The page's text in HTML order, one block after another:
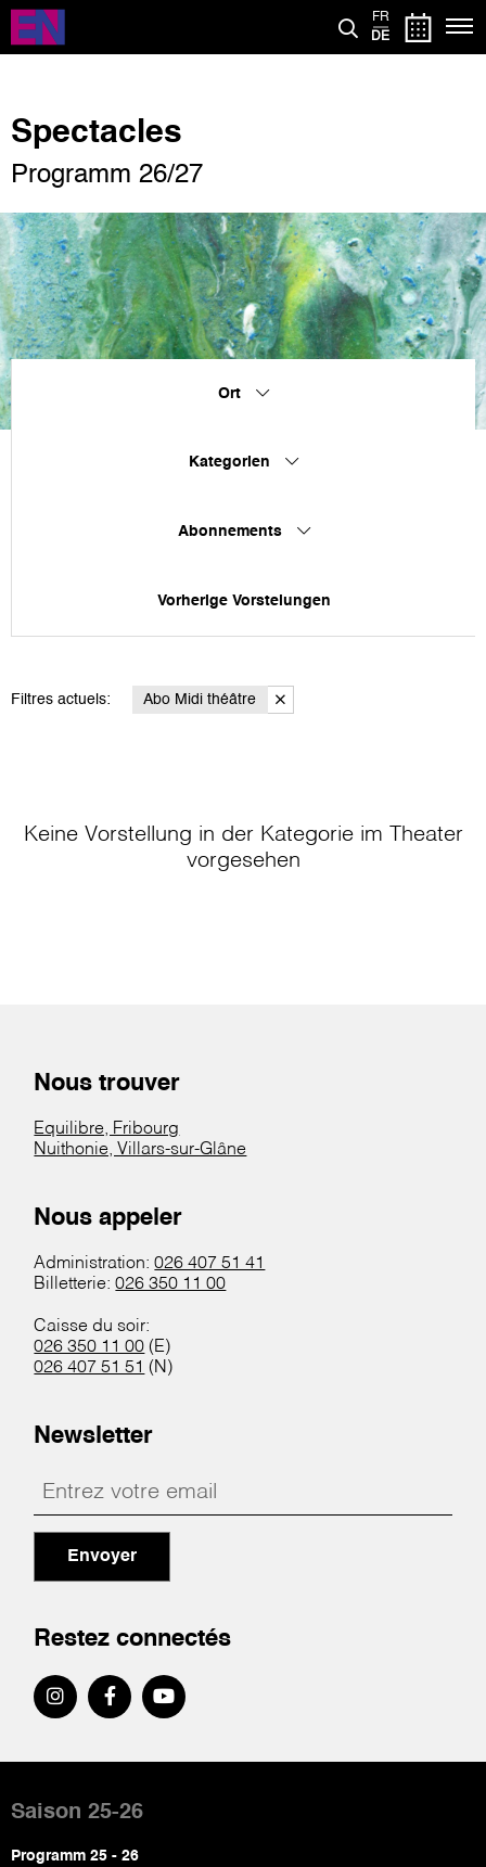
Direkt
zum
Inhalt
FR
DE
Spectacles
Programm 26/27
Ort
Kategorien
Abonnements
Vorherige Vorstelungen
Filtres actuels: Abo Midi théâtre
Keine Vorstellung in der Kategorie im Theater
vorgesehen
Nous trouver
Equilibre, Fribourg
Nuithonie, Villars-sur-Glâne
Nous appeler
Administration:026 407 51 41
Billetterie:026 350 11 00
Caisse du soir:
026 350 11 00 (E)
026 407 51 51 (N)
Newsletter
Envoyer
Restez connectés
de
page
Saison 25-26
Programm 25 - 26